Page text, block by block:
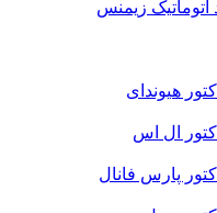
اتوماتیک زیمنس
هیوندای
ال اس
پارس فانال